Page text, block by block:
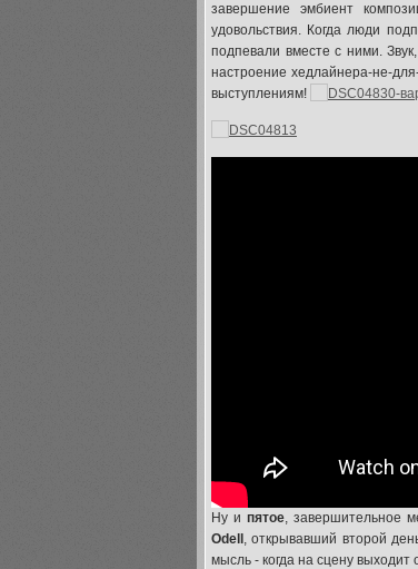
завершение эмбиент
удовольствия. Когда люди
подпевали вместе с ними.
настроение хедлайнера-не-
выступлениям!
Ну и пятое, завершительное
Odell , открывавший второй
мысль - когда на сцену